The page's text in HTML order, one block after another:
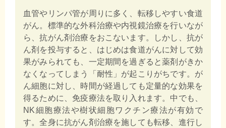
血管やリンパ管が周りに多く、転移しやすい食道
がん。標準的な外科治療や内視鏡治療を行いなが
ら、抗がん剤治療をおこないます。しかし、抗が
ん剤を投与すると、はじめは食道がんに対して効
果がみられても、一定期間を過ぎると薬剤がきか
なくなってしまう「耐性」が起こりがちです。が
ん細胞に対し、時間が経過しても定量的な効果を
得るために、免疫療法を取り入れます。中でも、
NK細胞療法や樹状細胞ワクチン療法が有効で
す。全身に抗がん剤治療を施しても転移、進行し